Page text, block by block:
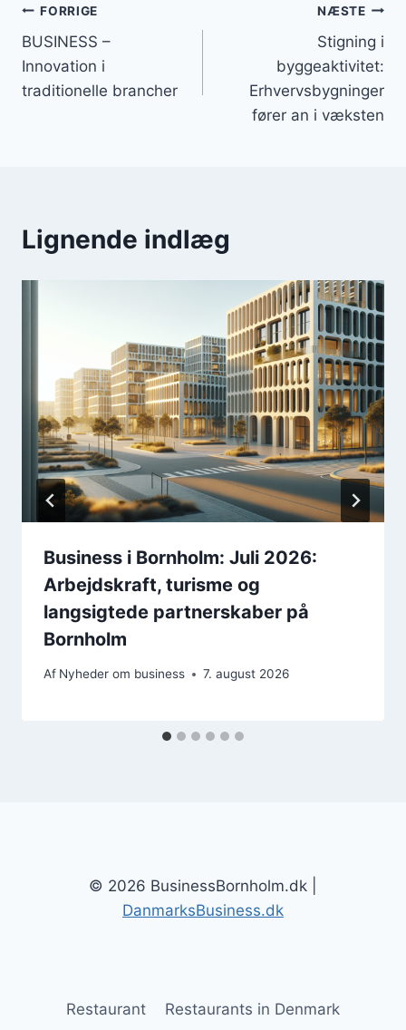
Indlægsnavigation
FORRIGE
BUSINESS –
Innovation i
traditionelle brancher
NÆSTE
Stigning i
byggeaktivitet:
Erhvervsbygninger
fører an i væksten
Lignende indlæg
Business i Bornholm: Juli 2026:
Arbejdskraft, turisme og
langsigtede partnerskaber på
Bornholm
Af Nyheder om business 7. august 2026
© 2026 BusinessBornholm.dk |
DanmarksBusiness.dk
Restaurant Restaurants in Denmark